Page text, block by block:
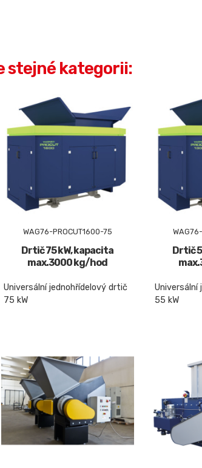
stejné kategorii:
WAG76-PROCUT1600-75
Drtič 75 kW, kapacita
max.3000 kg/hod
Universální jednohřídelový drtič
75 kW
Drtič
Universální
55 kW